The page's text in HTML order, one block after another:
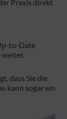
Praxis direkt
to-Date
weiter.
dass Sie die
kann sogar ein